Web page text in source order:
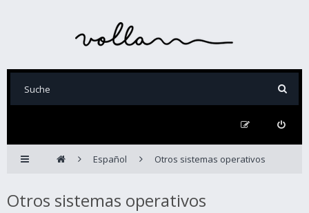
Español Otros sistemas operativos
Otros sistemas operativos